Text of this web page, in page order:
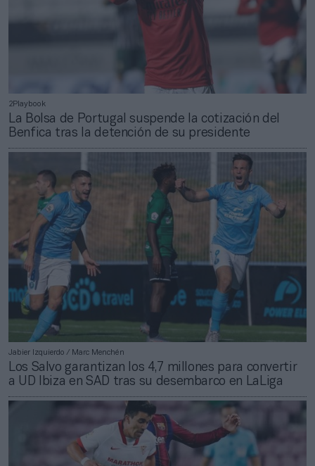
2Playbook
La Bolsa de Portugal suspende la cotización del
Benfica tras la detención de su presidente
Jabier Izquierdo / Marc Menchén
Los Salvo garantizan los 4,7 millones para convertir
a UD Ibiza en SAD tras su desembarco en LaLiga